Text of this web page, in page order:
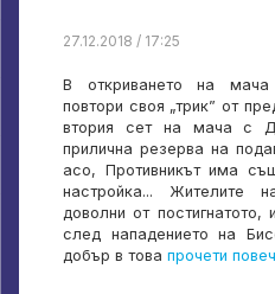
27.12.2018 / 17:25
В откриването на мача
повтори своя „трик” от
втория сет на мача с
прилична резерва на
асо, Противникът има
настройка... Жителите
доволни от
след нападението на
добър в това прочети